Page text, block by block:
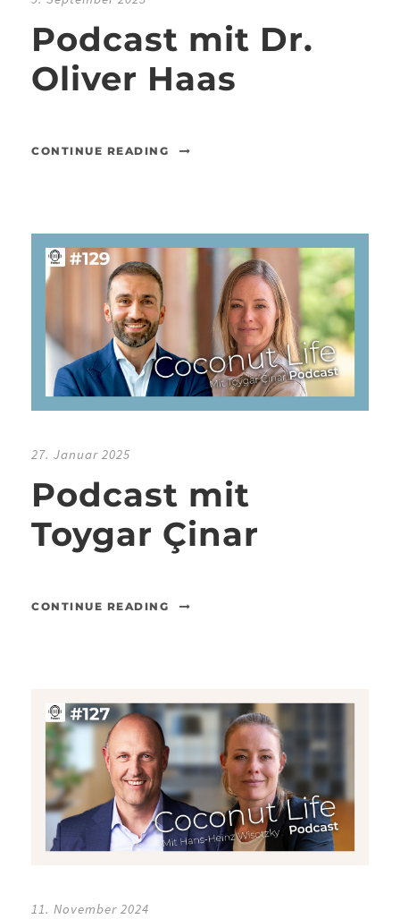
Podcast mit Dr.
Oliver Haas
CONTINUE READING
27. Januar 2025
Podcast mit
Toygar Çinar
CONTINUE READING
11. November 2024